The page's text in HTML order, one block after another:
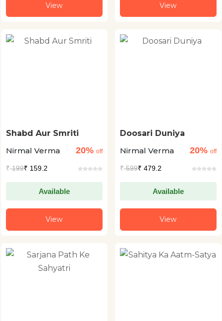
View View
Shabd Aur Smriti
Nirmal Verma
20% off
₹199₹ 159.2
Available
View
Doosari Duniya
Nirmal Verma
20% off
₹599₹ 479.2
Available
View